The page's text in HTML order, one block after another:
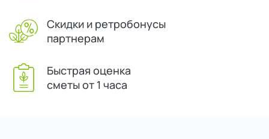
Скидки и ретробонусы
партнерам
Быстрая оценка
сметы от 1 часа